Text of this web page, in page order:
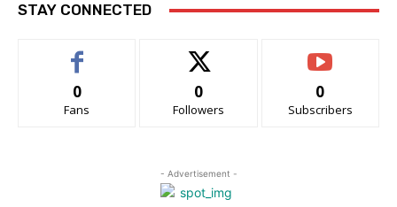
STAY CONNECTED
0
Fans
0
Followers
0
Subscribers
- Advertisement -